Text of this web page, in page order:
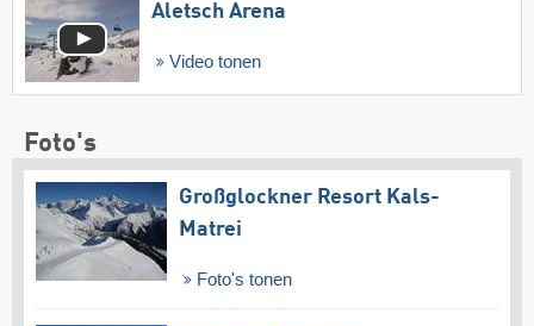
Aletsch Arena
Video tonen
Foto's
Großglockner Resort Kals-
Matrei
Foto's tonen